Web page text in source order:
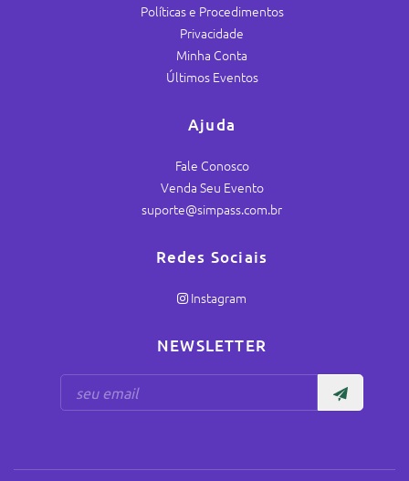
Políticas e Procedimentos
Privacidade
Minha Conta
Últimos Eventos
Ajuda
Fale Conosco
Venda Seu Evento
suporte@simpass.com.br
Redes Sociais
Instagram
NEWSLETTER